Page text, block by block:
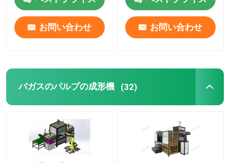
機械を作るペーパー皿
コーヒーカップトレイ機
機械を作るフルーツの皿
紙ボトルを作る機械
幼稚園用トレイを作る機械
お問い合わせ お問い合わせ
バガスのパルプの成形機 (32)